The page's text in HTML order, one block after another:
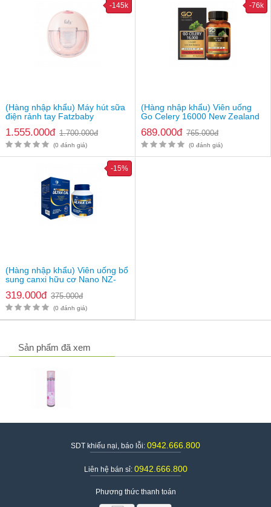
(Hàng nhập khẩu) Máy hút sữa
điện rảnh tay Fatzbaby
1.555.000đ 1.700.000đ
-145k
(0 đánh giá)
(Hàng nhập khẩu) Viên uống
Go Celery 16000 New Zealand
689.000đ 765.000đ
-76k
(0 đánh giá)
(Hàng nhập khẩu) Viên uống bổ
sung canxi hữu cơ Nano NZ-
319.000đ 375.000đ
-15%
(0 đánh giá)
Sản phẩm đã xem
SDT khiếu nại, báo lỗi: 0942.666.800
Liên hệ bán sỉ: 0942.666.800
Phương thức thanh toán